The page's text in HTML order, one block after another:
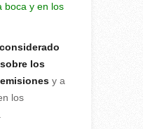
boca y en los
los
y a
los